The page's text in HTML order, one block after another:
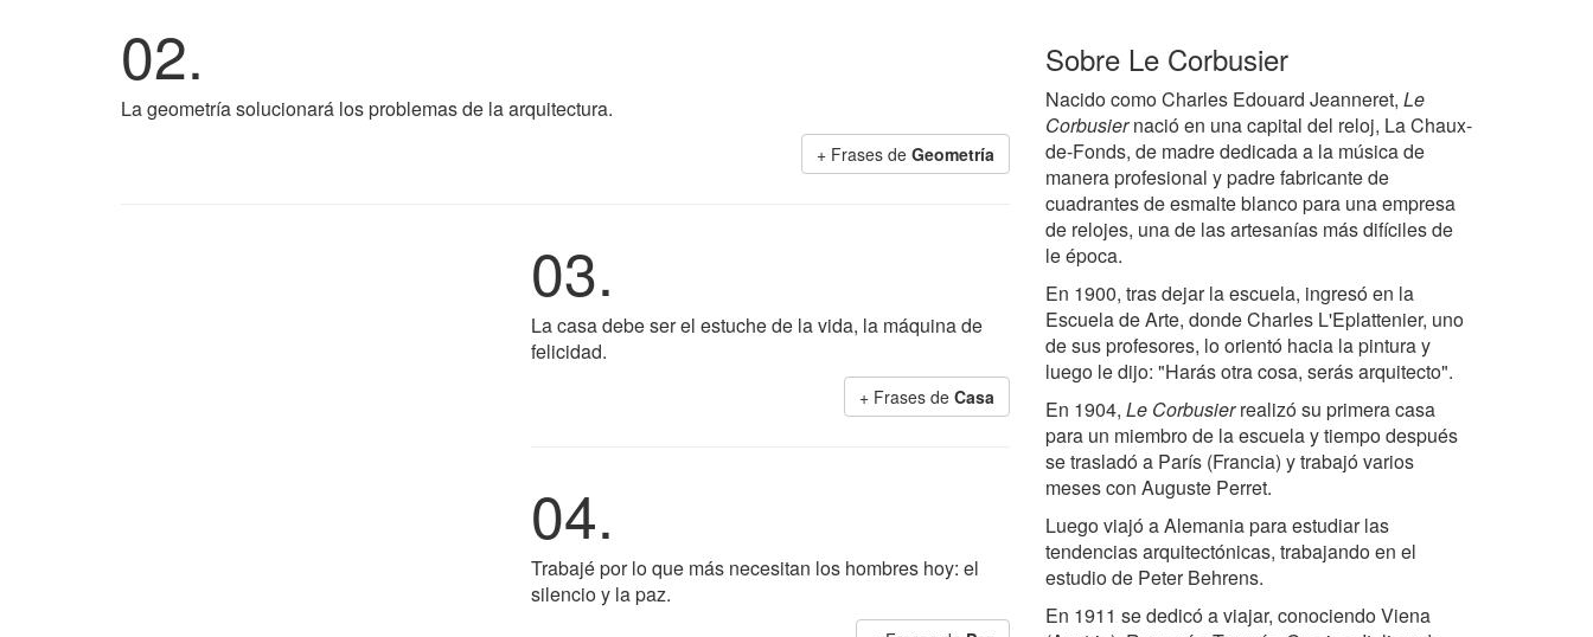
02.
La geometría solucionará los problemas de la arquitectura.
+ Frases de Geometría
03.
La casa debe ser el estuche de la vida, la máquina de
felicidad.
+ Frases de Casa
04.
Trabajé por lo que más necesitan los hombres hoy: el
silencio y la paz.
Sobre Le Corbusier
Nacido como Charles Edouard Jeanneret, Le
Corbusiernació en una capital del reloj, La Chaux-
de-Fonds, de madre dedicada a la música de
manera profesional y padre fabricante de
cuadrantes de esmalte blanco para una empresa
de relojes, una de las artesanías más difíciles de
le época.
En 1900, tras dejar la escuela, ingresó en la
Escuela de Arte, donde Charles L'Eplattenier, uno
de sus profesores, lo orientó hacia la pintura y
luego le dijo: "Harás otra cosa, serás arquitecto".
En 1904, Le Corbusierrealizó su primera casa
para un miembro de la escuela y tiempo después
se trasladó a París (Francia) y trabajó varios
meses con Auguste Perret.
Luego viajó a Alemania para estudiar las
tendencias arquitectónicas, trabajando en el
estudio de Peter Behrens.
En 1911 se dedicó a viajar, conociendo Viena